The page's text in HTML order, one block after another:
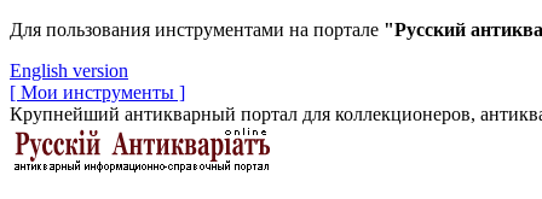
Для пользования инструментами на портале "Русский
English version
[ Мои инструменты ]
Крупнейший антикварный портал для коллекционеров,